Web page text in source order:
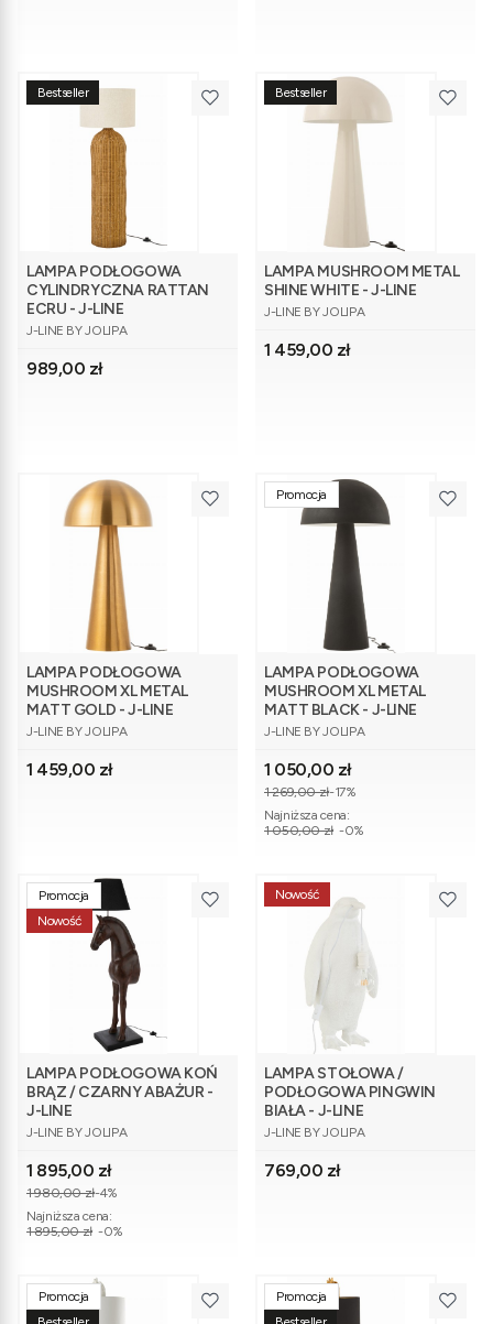
Bestseller
LAMPA PODŁOGOWA
CYLINDRYCZNA RATTAN
ECRU - J-LINE
PRODUCENT
J-LINE BY JOLIPA
Cena
989,00 zł
Bestseller
LAMPA MUSHROOM METAL
SHINE WHITE - J-LINE
PRODUCENT
J-LINE BY JOLIPA
Cena
1 459,00 zł
LAMPA PODŁOGOWA
MUSHROOM XL METAL
MATT GOLD - J-LINE
PRODUCENT
J-LINE BY JOLIPA
Cena
1 459,00 zł
Promocja
LAMPA PODŁOGOWA
MUSHROOM XL METAL
MATT BLACK - J-LINE
PRODUCENT
J-LINE BY JOLIPA
Cena promocyjna
1 050,00 zł
1 269,00 zł-17%
Najniższa cena:
1 050,00 zł -0%
Promocja
Nowość
LAMPA PODŁOGOWA KOŃ
BRĄZ / CZARNY ABAŻUR -
J-LINE
PRODUCENT
J-LINE BY JOLIPA
Cena promocyjna
1 895,00 zł
1 980,00 zł-4%
Najniższa cena:
1 895,00 zł -0%
Nowość
LAMPA STOŁOWA /
PODŁOGOWA PINGWIN
BIAŁA - J-LINE
PRODUCENT
J-LINE BY JOLIPA
Cena
769,00 zł
Promocja
Promocja